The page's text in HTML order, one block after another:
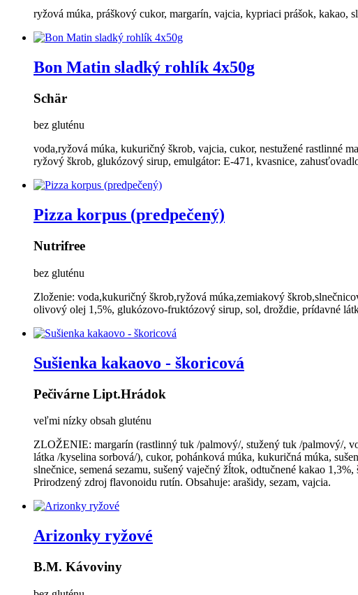
ryžová múka, práškový cukor, margarín, vajcia, kypriaci prášok, kakao,
Bon Matin sladký rohlík 4x50g
Schär
bez gluténu
voda,ryžová múka, kukuričný škrob, vajcia, cukor, nestužené rastlinné
ryžový škrob, glukózový sirup, emulgátor: E-471, kvasnice,
Pizza korpus (predpečený)
Nutrifree
bez gluténu
Zloženie: voda,kukuričný škrob,ryžová múka,zemiakový
olivový olej 1,5%, glukózovo-fruktózový sirup, sol, droždie, prídavné
Sušienka kakaovo - škoricová
Pečivárne Lipt.Hrádok
veľmi nízky obsah gluténu
ZLOŽENIE: margarín (rastlinný tuk /palmový/, stužený tuk /palmový/,
látka /kyselina sorbová/), cukor, pohánková múka, kukuričná múka,
slnečnice, semená sezamu, sušený vaječný žĺtok, odtučnené kakao
Prirodzený zdroj flavonoidu rutín. Obsahuje: arašidy, sezam, vajcia.
Arizonky ryžové
B.M. Kávoviny